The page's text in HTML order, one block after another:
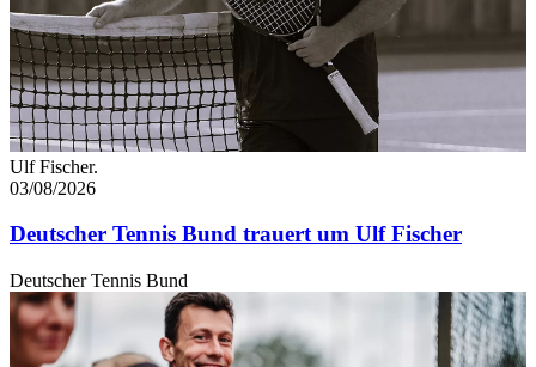
Ulf Fischer.
03/08/2026
Deutscher Tennis Bund trauert um Ulf Fischer
Deutscher Tennis Bund